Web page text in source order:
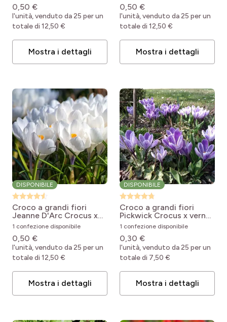
0,50 €
l'unità, venduto da 25 per un
totale di 12,50 €
Mostra i dettagli
0,50 €
l'unità, venduto da 25 per un
totale di 12,50 €
Mostra i dettagli
DISPONIBILE
Croco a grandi fiori
Jeanne D'Arc Crocus x
vernus Jeanne D'Arc
1 confezione disponibile
0,50 €
l'unità, venduto da 25 per un
totale di 12,50 €
Mostra i dettagli
DISPONIBILE
Croco a grandi fiori
Pickwick Crocus x vernus
Pickwick
1 confezione disponibile
0,30 €
l'unità, venduto da 25 per un
totale di 7,50 €
Mostra i dettagli